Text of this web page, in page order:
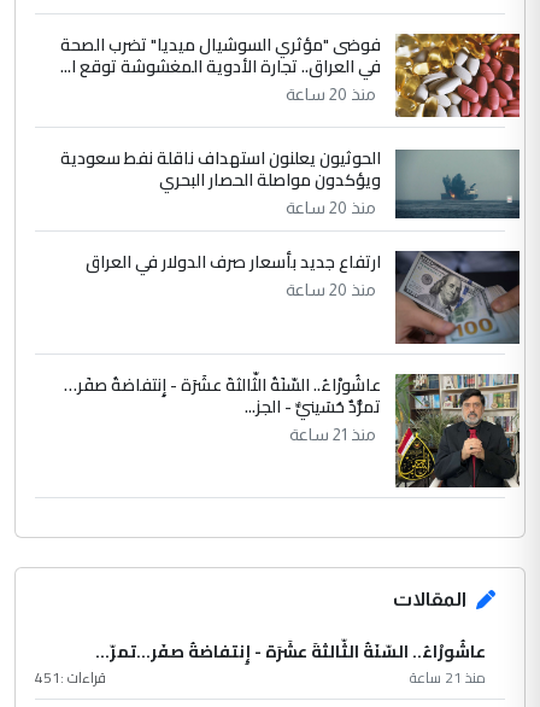
حكومة الزيدي ...
الموضوع :
نواف سلام في بغداد.. "الفيول" مقابل
تصدير النفط العراقي
فوضى "مؤثري السوشيال ميديا" تضرب الصحة
في العراق.. تجارة الأدوية المغشوشة توقع ا...
منذ 20 ساعة
الحوثيون يعلنون استهداف ناقلة نفط سعودية
ويؤكدون مواصلة الحصار البحري
منذ 20 ساعة
ارتفاع جديد بأسعار صرف الدولار في العراق
منذ 20 ساعة
عاشُورْاءُ.. السّنَةُ الثّالثةَ عشَرَة - إِنتفاضةُ صفَر…
تمرُّدٌ حُسَينيٌّ - الجز...
منذ 21 ساعة
المقالات
عاشُورْاءُ.. السّنَةُ الثّالثةَ عشَرَة - إِنتفاضةُ صفَر…تمرّ...
منذ 21 ساعة قراءات :451